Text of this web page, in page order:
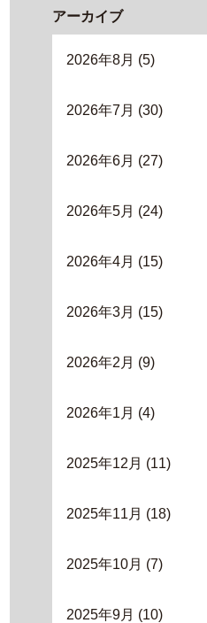
アーカイブ
2026年8月 (5)
2026年7月 (30)
2026年6月 (27)
2026年5月 (24)
2026年4月 (15)
2026年3月 (15)
2026年2月 (9)
2026年1月 (4)
2025年12月 (11)
2025年11月 (18)
2025年10月 (7)
2025年9月 (10)